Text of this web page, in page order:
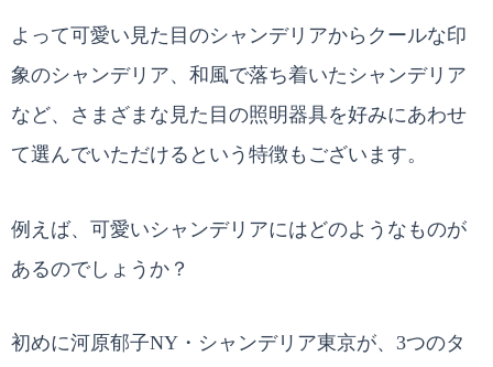
よって可愛い見た目のシャンデリアからクールな印
象のシャンデリア、和風で落ち着いたシャンデリア
など、さまざまな見た目の照明器具を好みにあわせ
て選んでいただけるという特徴もございます。
例えば、可愛いシャンデリアにはどのようなものが
あるのでしょうか？
初めに河原郁子NY・シャンデリア東京が、3つのタ